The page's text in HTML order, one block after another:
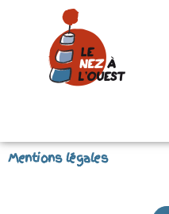
Mentions légales